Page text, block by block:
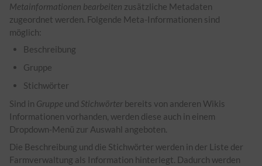
Metainformationen bearbeiten zusätzliche Metadaten
zugeordnet werden. Folgende Meta-Informationen sind
möglich:
Beschreibung
Gruppe
Stichwörter
Sind in Gruppe und Stichwörter bereits von anderen Wikis
Informationen vorhanden, werden diese auch in einem
Dropdown-Menü zur Auswahl angeboten.
Die Beschreibung und die Stichwörter werden in der Liste der
Farmverwaltung als Information hinterlegt. Dadurch werden